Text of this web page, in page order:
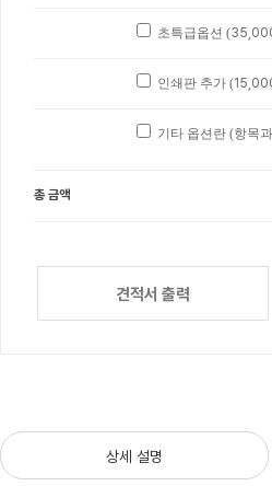
초특급옵션 (
인쇄판 추가 (
기타 옵션란 (항목
총 금액
견적서 출력
상세 설명